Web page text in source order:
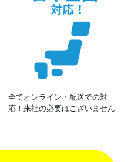
全てオンライン・配送での対
応！来社の必要はございません